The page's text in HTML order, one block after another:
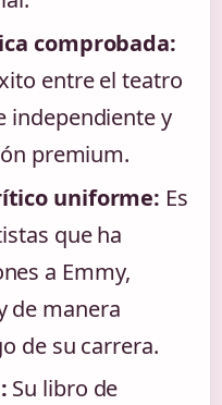
comprobada:
entre el teatro
independiente y
premium.
uniforme: Es
que ha
a Emmy,
de manera
de su carrera.
Su libro de